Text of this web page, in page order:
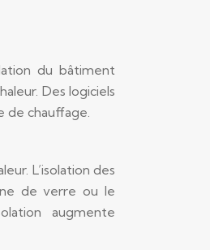
du bâtiment
Des logiciels
de chauffage.
L’isolation des
de verre ou le
augmente